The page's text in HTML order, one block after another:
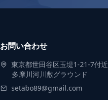
お問い合わせ
東京都世田谷区玉堤1-21-7付近
多摩川河川敷グラウンド
setabo89@gmail.com